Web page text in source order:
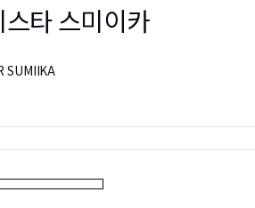
타 스미이카
SUMIIKA